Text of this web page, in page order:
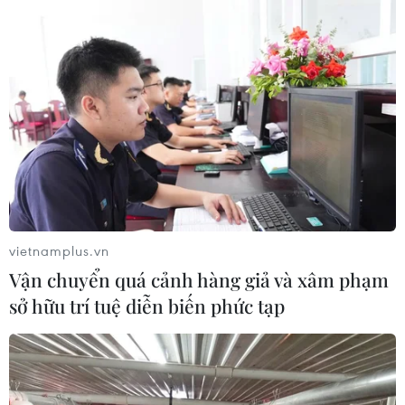
Lợi nhuận doanh nghiệp tăng tốc tạo
nền tảng cho thị trường chứng
khoán
05/08/2026 08:44
Công nghệ AI từ OPES gây ấn tượng
tại Vietnam Insurance Summit 2026
05/08/2026 08:10
Từ thương cảng Sài Gòn đến trung
tâm tài chính quốc tế nhìn từ
Vietcombank Tower
vietnamplus.vn
Vận chuyển quá cảnh hàng giả và xâm phạm
sở hữu trí tuệ diễn biến phức tạp